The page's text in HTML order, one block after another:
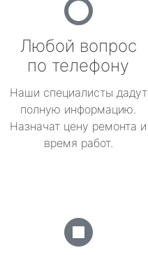
Любой вопрос
по телефону
Наши специалисты дадут
полную информацию.
Назначат цену ремонта и
время работ.